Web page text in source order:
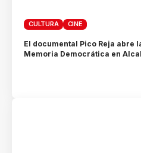
CULTURA CINE
El documental Pico Reja abre
Memoria Democrática en